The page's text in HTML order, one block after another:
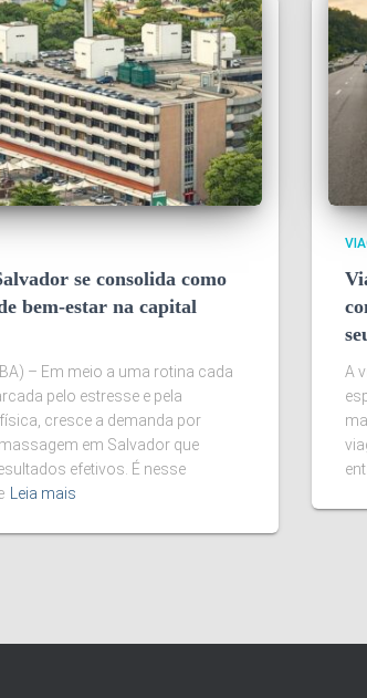
se consolida como
bem-estar na capital
– Em meio a uma rotina cada
pelo estresse e pela
cresce a demanda por
em Salvador que
efetivos. É nesse
Leia mais
A